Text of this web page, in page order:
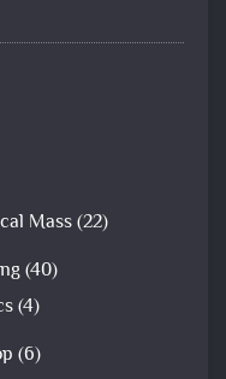
Mass(22)
(40)
(4)
(6)